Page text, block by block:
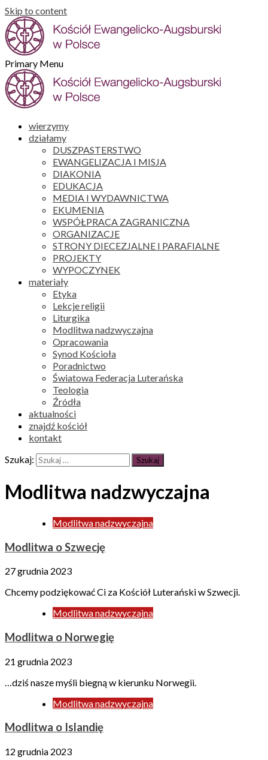
Skip to content
Primary Menu
wierzymy
działamy
DUSZPASTERSTWO
EWANGELIZACJA I MISJA
DIAKONIA
EDUKACJA
MEDIA I WYDAWNICTWA
EKUMENIA
WSPÓŁPRACA ZAGRANICZNA
ORGANIZACJE
STRONY DIECEZJALNE I PARAFIALNE
PROJEKTY
WYPOCZYNEK
materiały
Etyka
Lekcje religii
Liturgika
Modlitwa nadzwyczajna
Opracowania
Synod Kościoła
Poradnictwo
Światowa Federacja Luterańska
Teologia
Źródła
aktualności
znajdź kościół
kontakt
Szukaj:
Modlitwa nadzwyczajna
Modlitwa nadzwyczajna
Modlitwa o Szwecję
27 grudnia 2023
Chcemy podziękować Ci za Kościół Luterański w Szwecji.
Modlitwa nadzwyczajna
Modlitwa o Norwegię
21 grudnia 2023
…dziś nasze myśli biegną w kierunku Norwegii.
Modlitwa nadzwyczajna
Modlitwa o Islandię
12 grudnia 2023